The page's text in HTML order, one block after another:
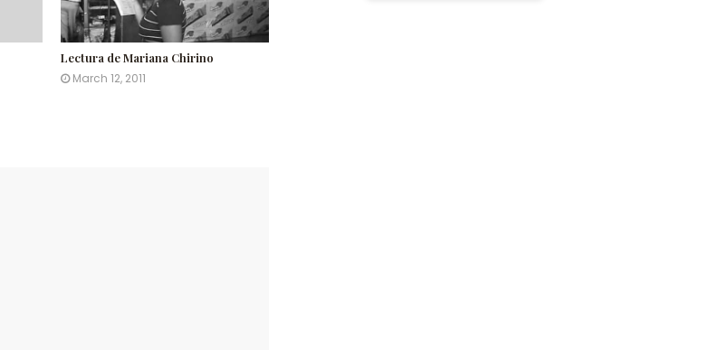
Lectura de Mariana Chirino
March 12, 2011